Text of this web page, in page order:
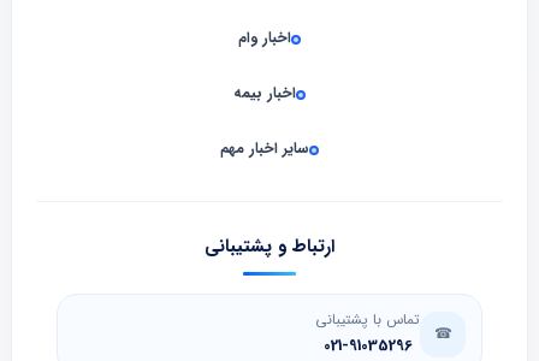
اخبار وام
اخبار بیمه
سایر اخبار مهم
ارتباط و پشتیبانی
☎
تماس با پشتیبانی
021-91035296